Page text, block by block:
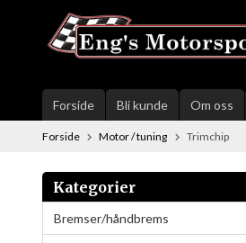
innholdet
Forside Bli kunde Om oss
Forside Motor / tuning Trimchip
Kategorier
Bremser/håndbrems